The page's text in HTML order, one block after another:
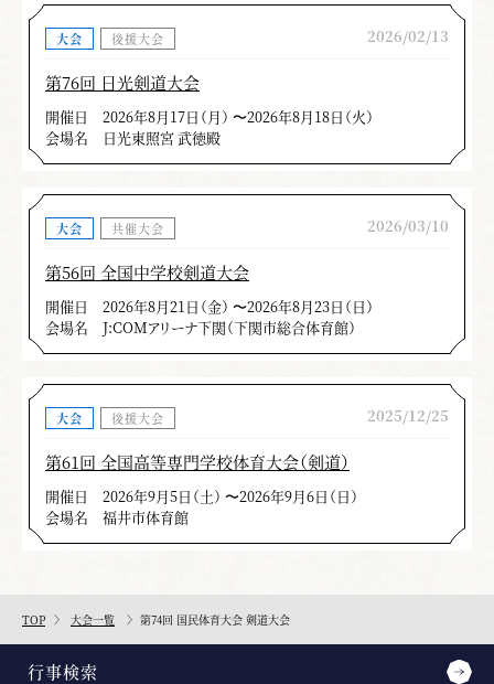
大会 後援大会 2026/02/13
第76回 日光剣道大会
開催日
2026年8月17日（月） 〜2026年8月18日（火）
会場名
日光東照宮 武徳殿
大会 共催大会 2026/03/10
第56回 全国中学校剣道大会
開催日
2026年8月21日（金） 〜2026年8月23日（日）
会場名
J:COMアリーナ下関（下関市総合体育館）
大会 後援大会 2025/12/25
第61回 全国高等専門学校体育大会（剣道）
開催日
2026年9月5日（土） 〜2026年9月6日（日）
会場名
福井市体育館
TOP 大会一覧 第74回 国民体育大会 剣道大会
行事検索